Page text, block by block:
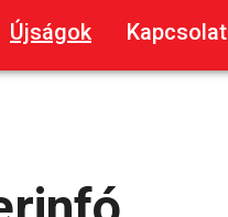
Újságok Kapcsolat